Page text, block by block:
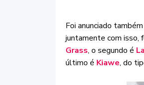
Foi anunciado
juntamente com isso,
Grass, o segundo é
último é Kiawe, do